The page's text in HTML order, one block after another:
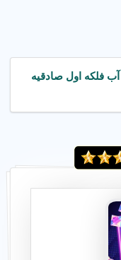
آب فلکه اول صادقیه